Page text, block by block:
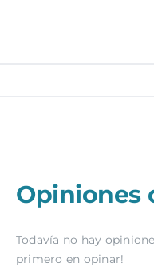
Opiniones
Todavía no hay
primero en opinar!